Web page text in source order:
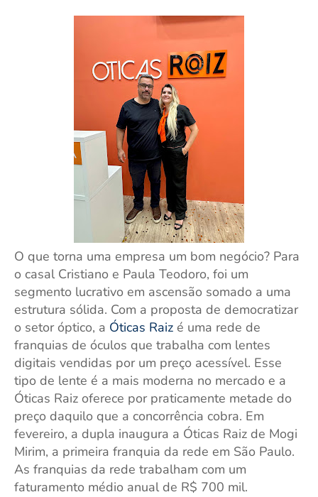
O que torna uma empresa um bom negócio? Para
o casal Cristiano e Paula Teodoro, foi um
segmento lucrativo em ascensão somado a uma
estrutura sólida. Com a proposta de democratizar
o setor óptico, a Óticas Raiz é uma rede de
franquias de óculos que trabalha com lentes
digitais vendidas por um preço acessível. Esse
tipo de lente é a mais moderna no mercado e a
Óticas Raiz oferece por praticamente metade do
preço daquilo que a concorrência cobra. Em
fevereiro, a dupla inaugura a Óticas Raiz de Mogi
Mirim, a primeira franquia da rede em São Paulo.
As franquias da rede trabalham com um
faturamento médio anual de R$ 700 mil.